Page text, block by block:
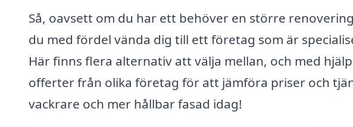
Så, oavsett om du har ett behöver en större
du med fördel vända dig till ett företag som är
Här finns flera alternativ att välja mellan, och med
offerter från olika företag för att jämföra priser och
vackrare och mer hållbar fasad idag!